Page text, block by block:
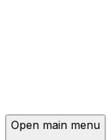
Open main menu